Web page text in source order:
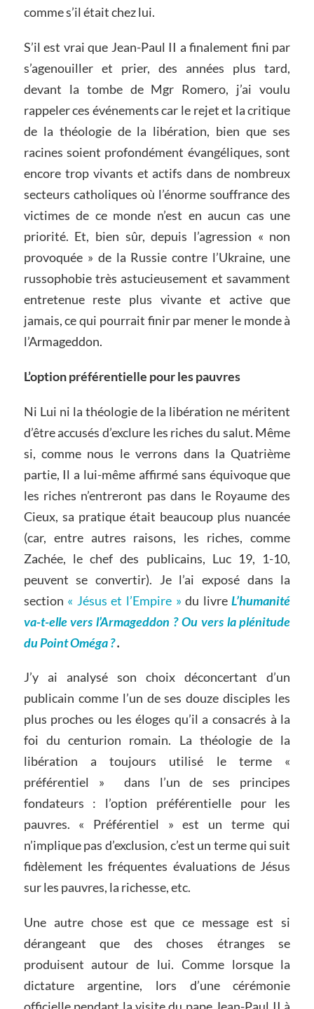
comme s’il était chez lui.
S’il est vrai que Jean-Paul II a finalement fini par
s’agenouiller et prier, des années plus tard,
devant la tombe de Mgr Romero, j’ai voulu
rappeler ces événements car le rejet et la critique
de la théologie de la libération, bien que ses
racines soient profondément évangéliques, sont
encore trop vivants et actifs dans de nombreux
secteurs catholiques où l’énorme souffrance des
victimes de ce monde n’est en aucun cas une
priorité. Et, bien sûr, depuis l’agression « non
provoquée » de la Russie contre l’Ukraine, une
russophobie très astucieusement et savamment
entretenue reste plus vivante et active que
jamais, ce qui pourrait finir par mener le monde à
l’Armageddon.
L’option préférentielle pour les pauvres
Ni Lui ni la théologie de la libération ne méritent
d’être accusés d’exclure les riches du salut. Même
si, comme nous le verrons dans la Quatrième
partie, Il a lui-même affirmé sans équivoque que
les riches n’entreront pas dans le Royaume des
Cieux, sa pratique était beaucoup plus nuancée
(car, entre autres raisons, les riches, comme
Zachée, le chef des publicains, Luc 19, 1-10,
peuvent se convertir). Je l’ai exposé dans la
section « Jésus et l’Empire »du livreL’humanité
va-t-elle vers l’Armageddon ? Ou vers la plénitude
du Point Oméga ?.
J’y ai analysé son choix déconcertant d’un
publicain comme l’un de ses douze disciples les
plus proches ou les éloges qu’il a consacrés à la
foi du centurion romain. La théologie de la
libération a toujours utilisé le terme «
préférentiel »
dans l’un de ses principes
fondateurs : l’option préférentielle pour les
pauvres. « Préférentiel » est un terme qui
n’implique pas d’exclusion, c’est un terme qui suit
fidèlement les fréquentes évaluations de Jésus
sur les pauvres, la richesse, etc.
Une autre chose est que ce message est si
dérangeant que des choses étranges se
produisent autour de lui. Comme lorsque la
dictature argentine, lors d’une cérémonie